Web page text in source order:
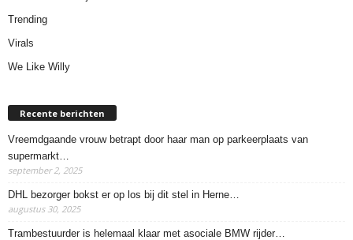
Trending
Virals
We Like Willy
Recente berichten
Vreemdgaande vrouw betrapt door haar man op parkeerplaats van
supermarkt…
september 2, 2025
DHL bezorger bokst er op los bij dit stel in Herne…
augustus 30, 2025
Trambestuurder is helemaal klaar met asociale BMW rijder…